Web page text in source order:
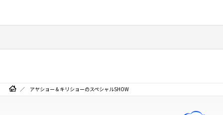
アヤショー＆キリショーのスペシャルSHOW